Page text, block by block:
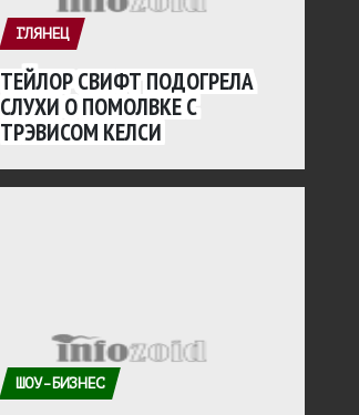
ГЛЯНЕЦ
ТЕЙЛОР СВИФТ ПОДОГРЕЛА
СЛУХИ О ПОМОЛВКЕ С
ТРЭВИСОМ КЕЛСИ
ШОУ-БИЗНЕС